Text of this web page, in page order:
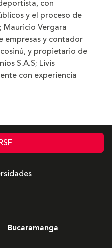
con
y el proceso de
Mauricio Vergara
empresas y contador
y propietario de
S.A.S; Livis
con experiencia
Bucaramanga